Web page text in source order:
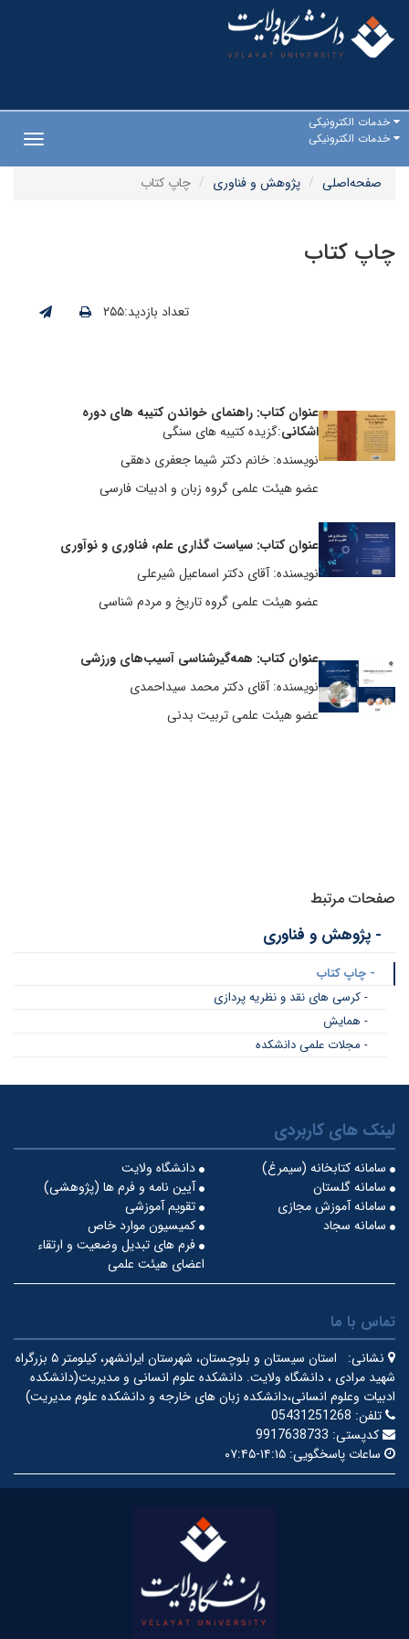
خدمات الکترونیکی
خدمات الکترونیکی
صفحه‌اصلی
پژوهش و فناوری چاپ کتاب
چاپ کتاب
تعداد بازدید:۲۵۵
عنوان کتاب: راهنمای خواندن کتیبه های دوره
اشکانی:گزیده کتیبه های سنگی
نویسنده: خانم دکتر شیما جعفری دهقی
عضو هیئت علمی گروه زبان و ادبیات فارسی
عنوان کتاب: سیاست گذاری علم، فناوری و نوآوری
نویسنده: آقای دکتر اسماعیل شیرعلی
عضو هیئت علمی گروه تاریخ و مردم شناسی
عنوان کتاب: همه‌گیرشناسی آسیب‌های ورزشی
نویسنده: آقای دکتر محمد سیداحمدی
عضو هیئت علمی تربیت بدنی
صفحات مرتبط
- پژوهش و فناوری
- چاپ کتاب
- کرسی های نقد و نظریه پردازی
- همایش
- مجلات علمی دانشکده
لینک های کاربردی
دانشگاه ولایت
سامانه کتابخانه (سیمرغ)
آیین نامه و فرم ها (پژوهشی)
سامانه گلستان
تقویم آموزشی
سامانه آموزش مجازی
کمیسیون موارد خاص
سامانه سجاد
فرم های تبدیل وضعیت و ارتقاء
اعضای هیئت علمی
تماس با ما
نشانی:
استان سیستان و بلوچستان، شهرستان ایرانشهر، کیلومتر ۵ بزرگراه
شهید مرادی ، دانشگاه ولایت. دانشکده علوم انسانی و مدیریت(دانشکده
ادبیات وعلوم انسانی،دانشکده زبان های خارجه و دانشکده علوم مدیریت)
تلفن: 05431251268
کدپستی: 9917638733
ساعات پاسخگویی: ۱۴:۱۵-۰۷:۴۵